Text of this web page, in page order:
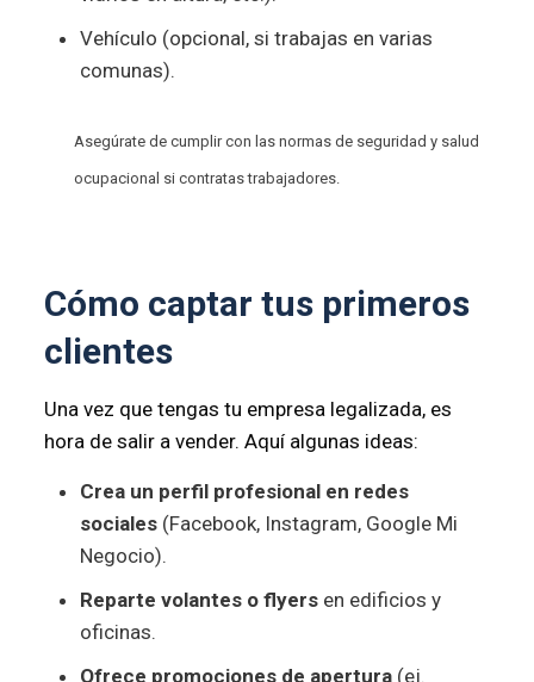
Vehículo (opcional, si trabajas en varias
comunas).
Asegúrate de cumplir con las normas de seguridad y salud
ocupacional si contratas trabajadores.
Cómo captar tus primeros
clientes
Una vez que tengas tu empresa legalizada, es
hora de salir a vender. Aquí algunas ideas:
Crea un perfil profesional en redes
sociales(Facebook, Instagram, Google Mi
Negocio).
Reparte volantes o flyersen edificios y
oficinas.
Ofrece promociones de apertura(ej.